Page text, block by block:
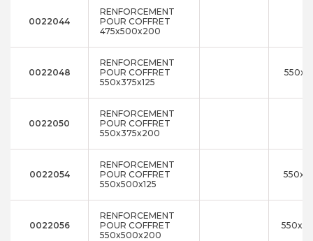
0022044
RENFORCEMENT
POUR COFFRET
475x500x200
0022048
RENFORCEMENT
POUR COFFRET
550x375x125
0022050
RENFORCEMENT
POUR COFFRET
550x375x200
0022054
RENFORCEMENT
POUR COFFRET
550x500x125
0022056
RENFORCEMENT
POUR COFFRET
550x500x200